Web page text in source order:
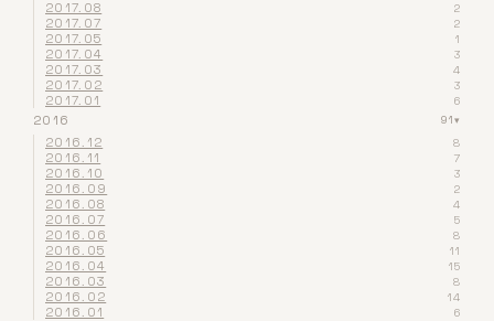
2017.08 2
2017.07 2
2017.05 1
2017.04 3
2017.03 4
2017.02 3
2017.01 6
2016 91▾
2016.12 8
2016.11 7
2016.10 3
2016.09 2
2016.08 4
2016.07 5
2016.06 8
2016.05 11
2016.04 15
2016.03 8
2016.02 14
2016.01 6